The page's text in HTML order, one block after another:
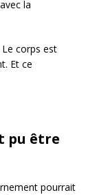
la
corps est
Et ce
pu être
pourrait